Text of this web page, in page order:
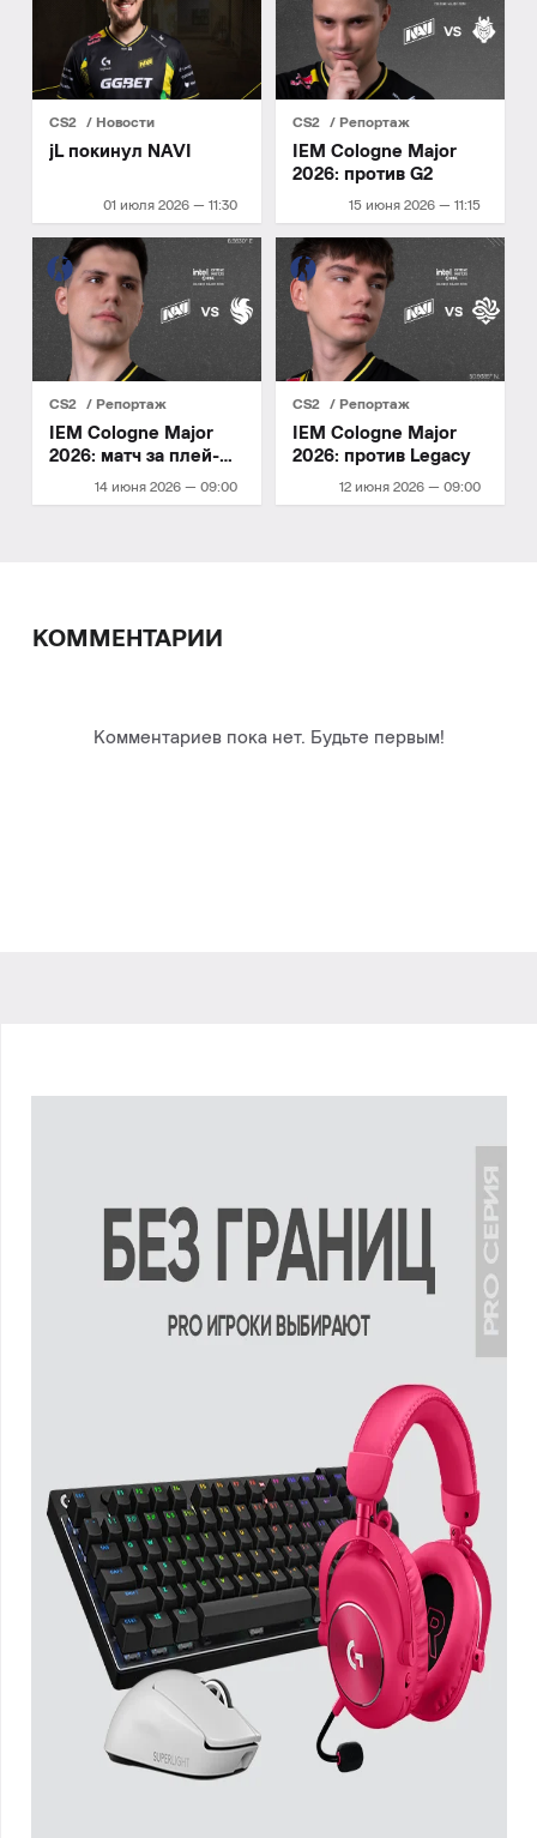
CS2 Новости
01 июля 2026 — 11:30
jL покинул NAVI
CS2 Репортаж
15 июня 2026 — 11:15
IEM Cologne Major
2026: против G2
CS2 Репортаж
14 июня 2026 — 09:00
IEM Cologne Major
2026: матч за плей-
CS2 Репортаж
12 июня 2026 — 09:00
IEM Cologne Major
2026: против Legacy
КОММЕНТАРИИ
Комментариев пока нет. Будьте первым!